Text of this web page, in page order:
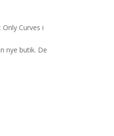
Curves i
nye butik. De